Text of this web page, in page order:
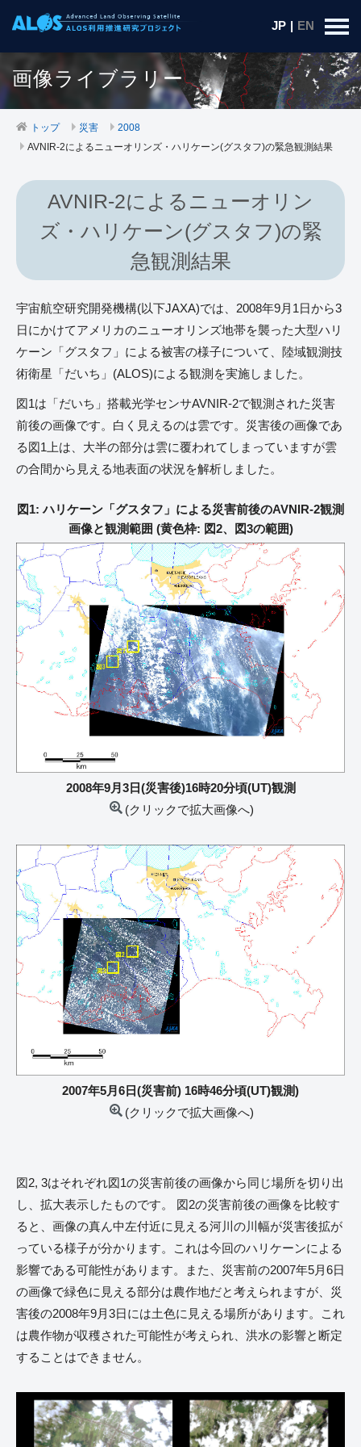
JP | EN
画像ライブラリー
トップ 災害
2008
AVNIR-2によるニューオリンズ・ハリケーン(グスタフ)の緊急観測結果
AVNIR-2によるニューオリン
ズ・ハリケーン(グスタフ)の緊
急観測結果
宇宙航空研究開発機構(以下JAXA)では、2008年9月1日から3
日にかけてアメリカのニューオリンズ地帯を襲った大型ハリ
ケーン「グスタフ」による被害の様子について、陸域観測技
術衛星「だいち」(ALOS)による観測を実施しました。
図1は「だいち」搭載光学センサAVNIR-2で観測された災害
前後の画像です。白く見えるのは雲です。災害後の画像であ
る図1上は、大半の部分は雲に覆われてしまっていますが雲
の合間から見える地表面の状況を解析しました。
図1: ハリケーン「グスタフ」による災害前後のAVNIR-2観測
画像と観測範囲 (黄色枠: 図2、図3の範囲)
2008年9月3日(災害後)16時20分頃(UT)観測
(クリックで拡大画像へ)
2007年5月6日(災害前) 16時46分頃(UT)観測)
(クリックで拡大画像へ)
図2, 3はそれぞれ図1の災害前後の画像から同じ場所を切り出
し、拡大表示したものです。 図2の災害前後の画像を比較す
ると、画像の真ん中左付近に見える河川の川幅が災害後拡が
っている様子が分かります。これは今回のハリケーンによる
影響である可能性があります。また、災害前の2007年5月6日
の画像で緑色に見える部分は農作地だと考えられますが、災
害後の2008年9月3日には土色に見える場所があります。これ
は農作物が収穫された可能性が考えられ、洪水の影響と断定
することはできません。